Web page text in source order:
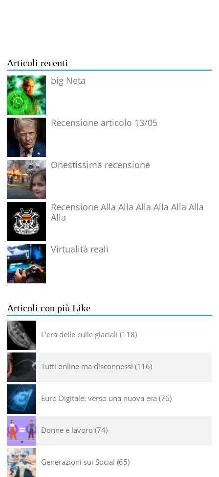
Articoli recenti
big Neta
Recensione articolo 13/05
Onestissima recensione
Recensione Alla Alla Alla Alla Alla Alla
Alla
Virtualità reali
Articoli con più Like
L’era delle culle glaciali 118
Tutti online ma disconnessi 116
Euro Digitale: verso una nuova era 76
Donne e lavoro 74
Generazioni sui Social 65